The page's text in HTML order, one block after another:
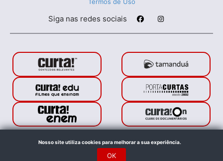
Siga nas redes sociais
Porta Curtas © 2021. Todos os direitos reservados.
no Rio de Janeiro
Nosso site utiliza cookies para melhorar a sua experiência.
OK